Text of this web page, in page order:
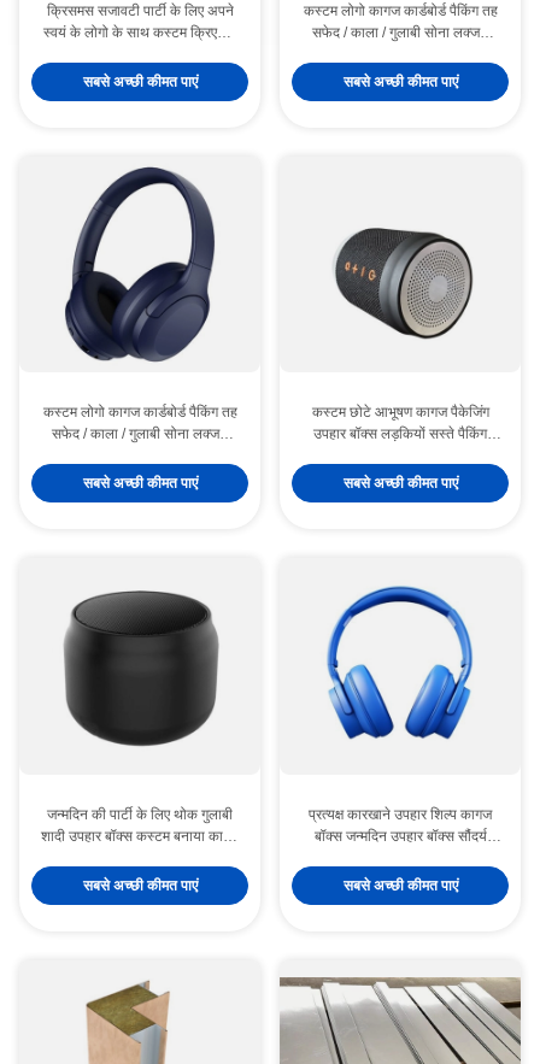
क्रिसमस सजावटी पार्टी के लिए अपने
स्वयं के लोगो के साथ कस्टम क्रिएटिव
सबसे अच्छी कीमत पाएं
कस्टम लोगो कागज कार्डबोर्ड पैकिंग तह
सफेद / काला / गुलाबी सोना लक्जरी
सबसे अच्छी कीमत पाएं
कस्टम लोगो कागज कार्डबोर्ड पैकिंग तह
सफेद / काला / गुलाबी सोना लक्जरी
सबसे अच्छी कीमत पाएं
कस्टम छोटे आभूषण कागज पैकेजिंग
उपहार बॉक्स लड़कियों सस्ते पैकिंग
सबसे अच्छी कीमत पाएं
जन्मदिन की पार्टी के लिए थोक गुलाबी
शादी उपहार बॉक्स कस्टम बनाया कागज
सबसे अच्छी कीमत पाएं
प्रत्यक्ष कारखाने उपहार शिल्प कागज
बॉक्स जन्मदिन उपहार बॉक्स सौंदर्य
सबसे अच्छी कीमत पाएं